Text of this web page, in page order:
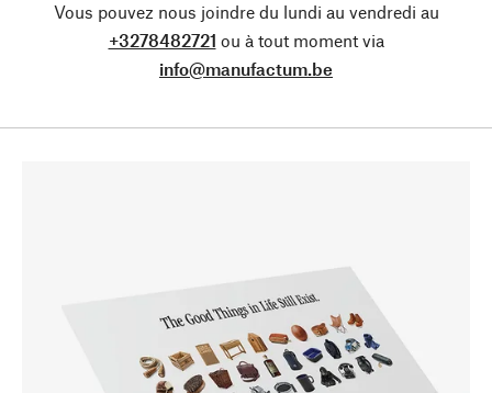
Vous pouvez nous joindre du lundi au vendredi au
+3278482721 ou à tout moment via
info@manufactum.be